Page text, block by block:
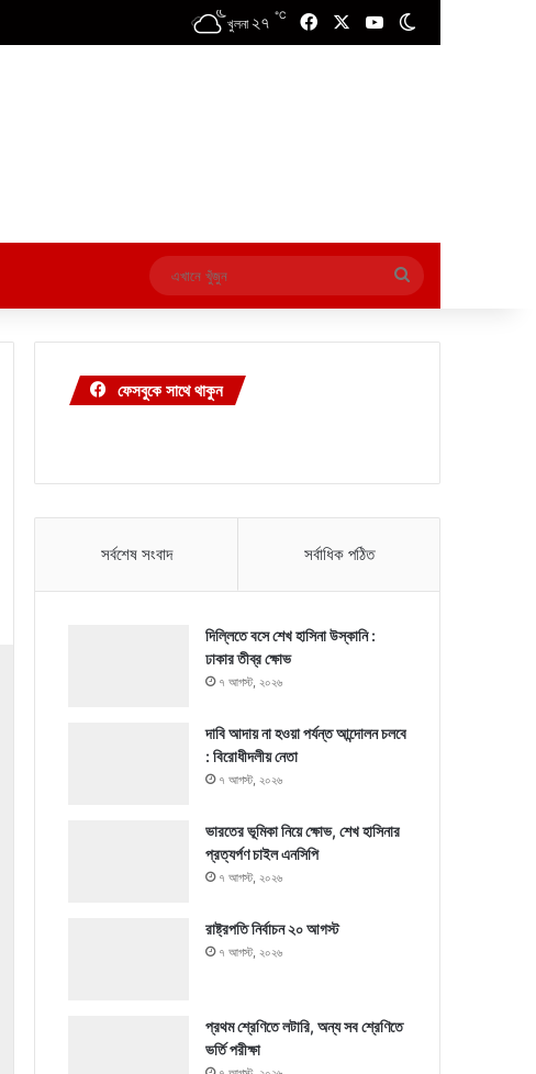
খুলনা ২৭ ℃ FacebookYouTube
এখানে
খুঁজুন
ফেসবুকে সাথে থাকুন
সর্বশেষ সংবাদ সর্বাধিক পঠিত
দিল্লিতে বসে শেখ হাসিনা উস্কানি :
ঢাকার তীব্র ক্ষোভ
৭ আগস্ট, ২০২৬
দাবি আদায় না হওয়া পর্যন্ত আন্দোলন চলবে
: বিরোধীদলীয় নেতা
৭ আগস্ট, ২০২৬
ভারতের ভূমিকা নিয়ে ক্ষোভ, শেখ হাসিনার
প্রত্যর্পণ চাইল এনসিপি
৭ আগস্ট, ২০২৬
রাষ্ট্রপতি নির্বাচন ২০ আগস্ট
৭ আগস্ট, ২০২৬
প্রথম শ্রেণিতে লটারি, অন্য সব শ্রেণিতে
ভর্তি পরীক্ষা